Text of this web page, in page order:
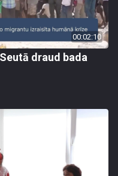
00:02:10
draud bada